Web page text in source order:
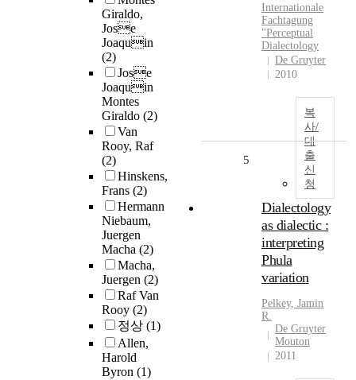
Giraldo,
Jose
Joaquin
(2)
Jose
Joaquin
Montes
Giraldo (2)
Van
Rooy, Raf
(2)
Hinskens,
Frans (2)
Hermann
Niebaum,
Juergen
Macha (2)
Macha,
Juergen (2)
Raf Van
Rooy (2)
정상 (1)
Allen,
Harold
Byron (1)
Internationale
Fachtagung
"Perceptual
Dialectology
De Gruyter
2010
복
사/
대
출
신
청
5
Dialectology
as dialectic :
interpreting
Phula
variation
Pelkey, Jamin
R.
De Gruyter
Mouton
2011